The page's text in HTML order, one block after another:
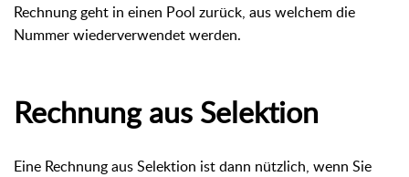
Rechnung geht in einen Pool zurück, aus welchem die
Nummer wiederverwendet werden.
Rechnung aus Selektion
Eine Rechnung aus Selektion ist dann nützlich, wenn Sie